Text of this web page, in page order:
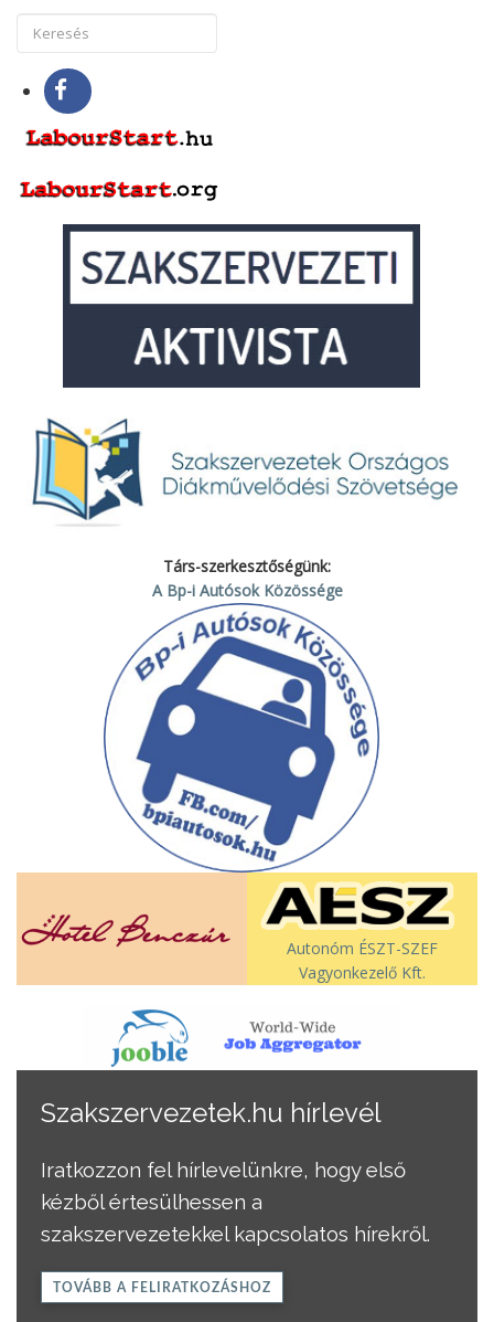
Társ-szerkesztőségünk:
A Bp-i Autósok Közössége
Autonóm ÉSZT-SZEF
Vagyonkezelő Kft.
Szakszervezetek.hu hírlevél
Iratkozzon fel hírlevelünkre, hogy első
kézből értesülhessen a
szakszervezetekkel kapcsolatos hírekről.
TOVÁBB A FELIRATKOZÁSHOZ